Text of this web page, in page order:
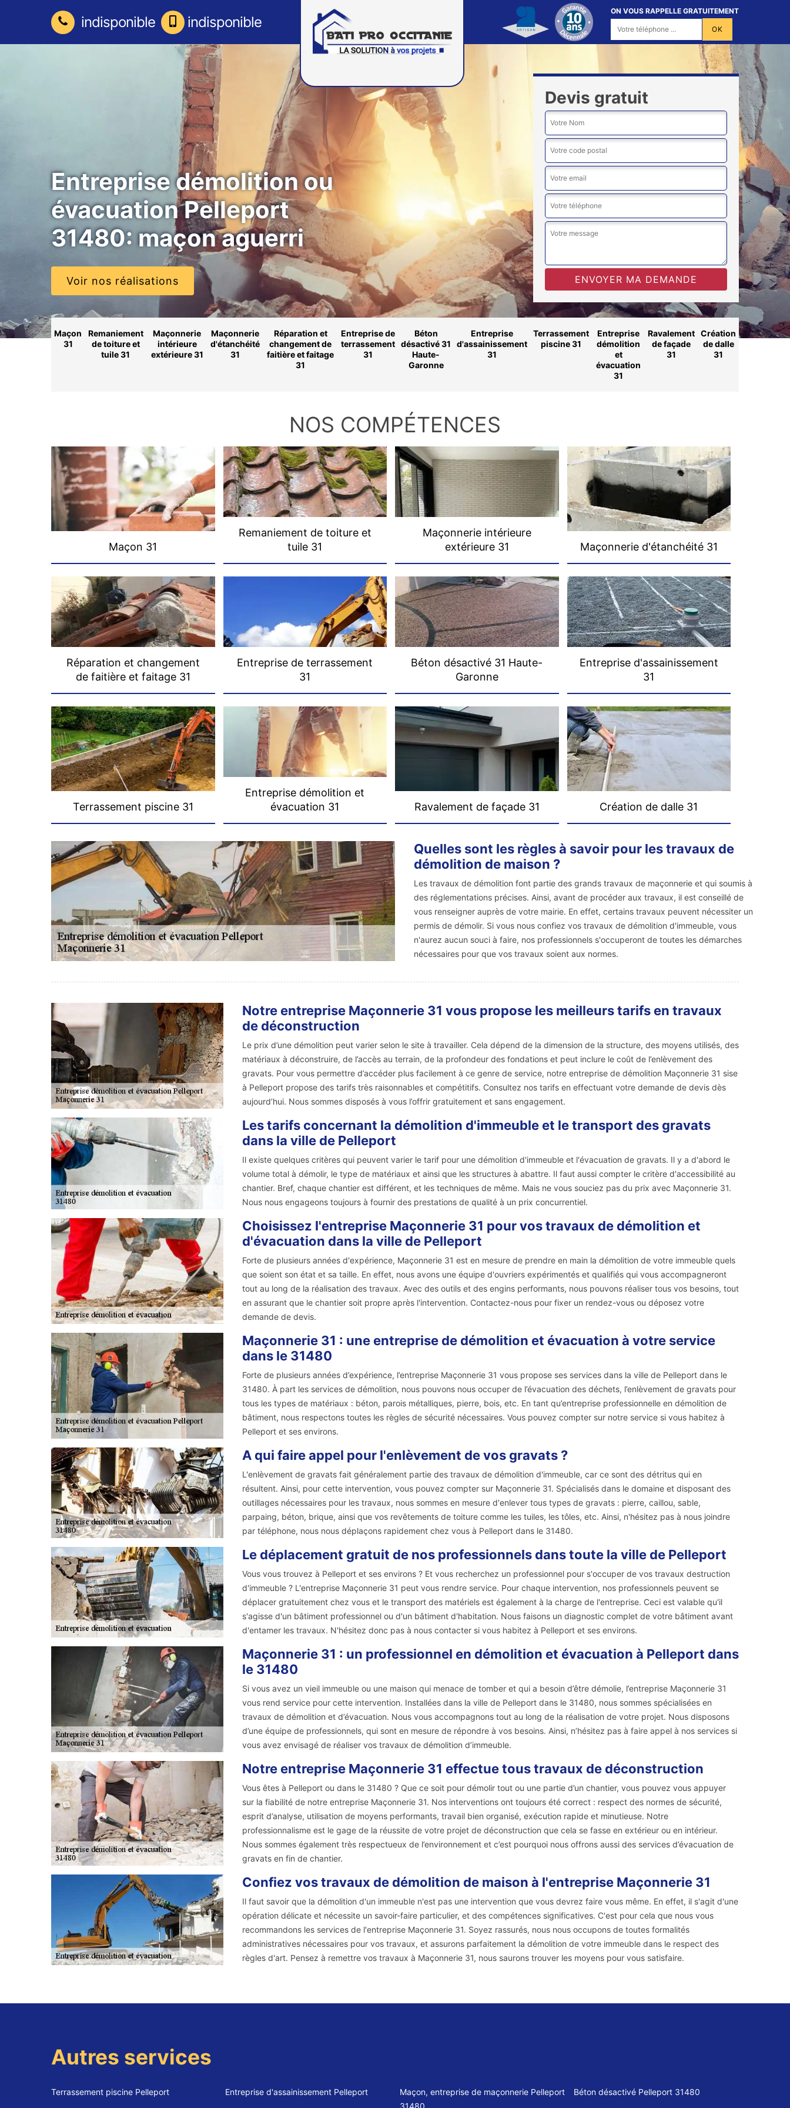
indisponible indisponible
ON VOUS RAPPELLE GRATUITEMENT
Entreprise démolition ou
évacuation Pelleport
31480: maçon aguerri
Voir nos réalisations
Devis gratuit
Maçon
31
Remaniement
de toiture et
tuile 31
Maçonnerie
intérieure
extérieure 31
Maçonnerie
d'étanchéité
31
Réparation et
changement de
faitière et faitage
31
Entreprise de
terrassement
31
Béton
désactivé 31
Haute-
Garonne
Entreprise
d'assainissement
31
Terrassement
piscine 31
Entreprise
démolition
et
évacuation
31
Ravalement
de façade
31
Création
de dalle
31
NOS COMPÉTENCES
Maçon 31
Remaniement de toiture et
tuile 31
Maçonnerie intérieure
extérieure 31
Maçonnerie d'étanchéité 31
Réparation et changement
de faitière et faitage 31
Entreprise de terrassement
31
Béton désactivé 31 Haute-
Garonne
Entreprise d'assainissement
31
Terrassement piscine 31
Entreprise démolition et
évacuation 31
Ravalement de façade 31 Création de dalle 31
Quelles sont les règles à savoir pour les travaux de
démolition de maison ?
Les travaux de démolition font partie des grands travaux de maçonnerie et qui soumis à
des réglementations précises. Ainsi, avant de procéder aux travaux, il est conseillé de
vous renseigner auprès de votre mairie. En effet, certains travaux peuvent nécessiter un
permis de démolir. Si vous nous confiez vos travaux de démolition d'immeuble, vous
n'aurez aucun souci à faire, nos professionnels s'occuperont de toutes les démarches
nécessaires pour que vos travaux soient aux normes.
Notre entreprise Maçonnerie 31 vous propose les meilleurs tarifs en travaux
de déconstruction
Le prix d’une démolition peut varier selon le site à travailler. Cela dépend de la dimension de la structure, des moyens utilisés, des
matériaux à déconstruire, de l’accès au terrain, de la profondeur des fondations et peut inclure le coût de l’enlèvement des
gravats. Pour vous permettre d’accéder plus facilement à ce genre de service, notre entreprise de démolition Maçonnerie 31 sise
à Pelleport propose des tarifs très raisonnables et compétitifs. Consultez nos tarifs en effectuant votre demande de devis dès
aujourd’hui. Nous sommes disposés à vous l’offrir gratuitement et sans engagement.
Les tarifs concernant la démolition d'immeuble et le transport des gravats
dans la ville de Pelleport
Il existe quelques critères qui peuvent varier le tarif pour une démolition d'immeuble et l'évacuation de gravats. Il y a d'abord le
volume total à démolir, le type de matériaux et ainsi que les structures à abattre. Il faut aussi compter le critère d'accessibilité au
chantier. Bref, chaque chantier est différent, et les techniques de même. Mais ne vous souciez pas du prix avec Maçonnerie 31.
Nous nous engageons toujours à fournir des prestations de qualité à un prix concurrentiel.
Choisissez l'entreprise Maçonnerie 31 pour vos travaux de démolition et
d'évacuation dans la ville de Pelleport
Forte de plusieurs années d'expérience, Maçonnerie 31 est en mesure de prendre en main la démolition de votre immeuble quels
que soient son état et sa taille. En effet, nous avons une équipe d'ouvriers expérimentés et qualifiés qui vous accompagneront
tout au long de la réalisation des travaux. Avec des outils et des engins performants, nous pouvons réaliser tous vos besoins, tout
en assurant que le chantier soit propre après l'intervention. Contactez-nous pour fixer un rendez-vous ou déposez votre
demande de devis.
Maçonnerie 31 : une entreprise de démolition et évacuation à votre service
dans le 31480
Forte de plusieurs années d’expérience, l’entreprise Maçonnerie 31 vous propose ses services dans la ville de Pelleport dans le
31480. À part les services de démolition, nous pouvons nous occuper de l’évacuation des déchets, l’enlèvement de gravats pour
tous les types de matériaux : béton, parois métalliques, pierre, bois, etc. En tant qu’entreprise professionnelle en démolition de
bâtiment, nous respectons toutes les règles de sécurité nécessaires. Vous pouvez compter sur notre service si vous habitez à
Pelleport et ses environs.
A qui faire appel pour l'enlèvement de vos gravats ?
L'enlèvement de gravats fait généralement partie des travaux de démolition d'immeuble, car ce sont des détritus qui en
résultent. Ainsi, pour cette intervention, vous pouvez compter sur Maçonnerie 31. Spécialisés dans le domaine et disposant des
outillages nécessaires pour les travaux, nous sommes en mesure d'enlever tous types de gravats : pierre, caillou, sable,
parpaing, béton, brique, ainsi que vos revêtements de toiture comme les tuiles, les tôles, etc. Ainsi, n'hésitez pas à nous joindre
par téléphone, nous nous déplaçons rapidement chez vous à Pelleport dans le 31480.
Le déplacement gratuit de nos professionnels dans toute la ville de Pelleport
Vous vous trouvez à Pelleport et ses environs ? Et vous recherchez un professionnel pour s'occuper de vos travaux destruction
d'immeuble ? L'entreprise Maçonnerie 31 peut vous rendre service. Pour chaque intervention, nos professionnels peuvent se
déplacer gratuitement chez vous et le transport des matériels est également à la charge de l'entreprise. Ceci est valable qu'il
s'agisse d'un bâtiment professionnel ou d'un bâtiment d'habitation. Nous faisons un diagnostic complet de votre bâtiment avant
d'entamer les travaux. N'hésitez donc pas à nous contacter si vous habitez à Pelleport et ses environs.
Maçonnerie 31 : un professionnel en démolition et évacuation à Pelleport dans
le 31480
Si vous avez un vieil immeuble ou une maison qui menace de tomber et qui a besoin d’être démolie, l’entreprise Maçonnerie 31
vous rend service pour cette intervention. Installées dans la ville de Pelleport dans le 31480, nous sommes spécialisées en
travaux de démolition et d’évacuation. Nous vous accompagnons tout au long de la réalisation de votre projet. Nous disposons
d’une équipe de professionnels, qui sont en mesure de répondre à vos besoins. Ainsi, n’hésitez pas à faire appel à nos services si
vous avez envisagé de réaliser vos travaux de démolition d’immeuble.
Notre entreprise Maçonnerie 31 effectue tous travaux de déconstruction
Vous êtes à Pelleport ou dans le 31480 ? Que ce soit pour démolir tout ou une partie d’un chantier, vous pouvez vous appuyer
sur la fiabilité de notre entreprise Maçonnerie 31. Nos interventions ont toujours été correct : respect des normes de sécurité,
esprit d’analyse, utilisation de moyens performants, travail bien organisé, exécution rapide et minutieuse. Notre
professionnalisme est le gage de la réussite de votre projet de déconstruction que cela se fasse en extérieur ou en intérieur.
Nous sommes également très respectueux de l’environnement et c’est pourquoi nous offrons aussi des services d’évacuation de
gravats en fin de chantier.
Confiez vos travaux de démolition de maison à l'entreprise Maçonnerie 31
Il faut savoir que la démolition d'un immeuble n'est pas une intervention que vous devrez faire vous même. En effet, il s'agit d'une
opération délicate et nécessite un savoir-faire particulier, et des compétences significatives. C'est pour cela que nous vous
recommandons les services de l'entreprise Maçonnerie 31. Soyez rassurés, nous nous occupons de toutes formalités
administratives nécessaires pour vos travaux, et assurons parfaitement la démolition de votre immeuble dans le respect des
règles d'art. Pensez à remettre vos travaux à Maçonnerie 31, nous saurons trouver les moyens pour vous satisfaire.
Autres services
Terrassement piscine Pelleport Entreprise d'assainissement Pelleport
Maçon, entreprise de maçonnerie Pelleport
31480
Béton désactivé Pelleport 31480